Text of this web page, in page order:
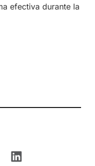
efectiva durante la